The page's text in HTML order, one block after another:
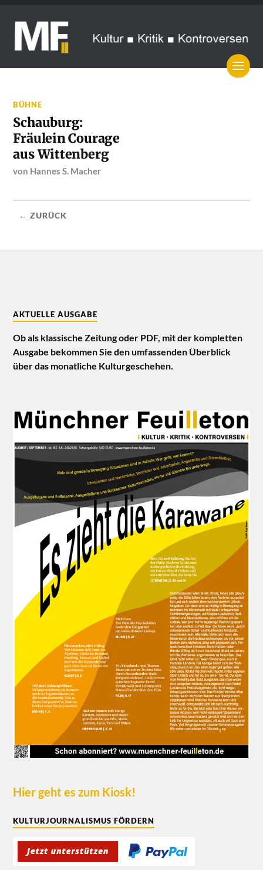
BÜHNE
Schauburg:
Fräulein Courage
aus Wittenberg
von Hannes S. Macher
← ZURÜCK
AKTUELLE AUSGABE
Ob als klassische Zeitung oder PDF, mit der kompletten
Ausgabe bekommen Sie den umfassenden Überblick
über das monatliche Kulturgeschehen.
Hier geht es zum Kiosk!
KULTURJOURNALISMUS FÖRDERN